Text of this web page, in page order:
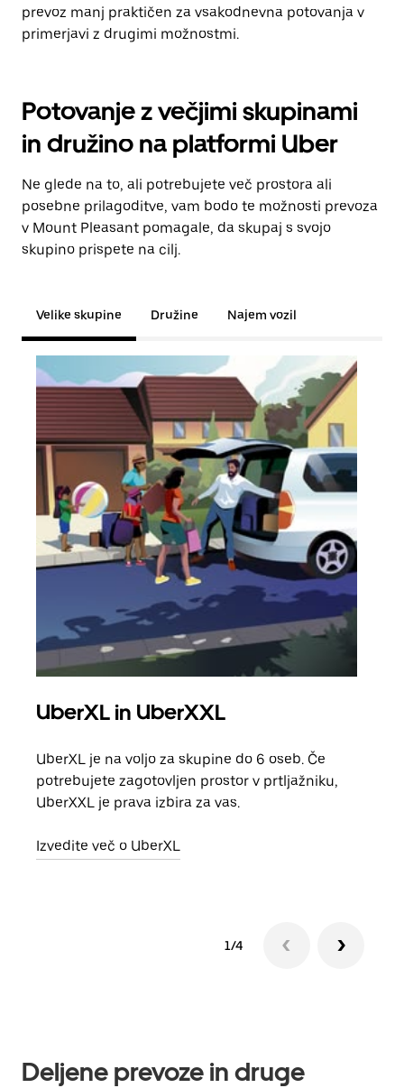
prevoz manj praktičen za vsakodnevna potovanja v
primerjavi z drugimi možnostmi.
Potovanje z večjimi skupinami
in družino na platformi Uber
Ne glede na to, ali potrebujete več prostora ali
posebne prilagoditve, vam bodo te možnosti prevoza
v Mount Pleasant pomagale, da skupaj s svojo
skupino prispete na cilj.
Velike skupine Družine Najem vozil
UberXL in UberXXL
UberXL je na voljo za skupine do 6 oseb. Če
potrebujete zagotovljen prostor v prtljažniku,
UberXXL je prava izbira za vas.
Izvedite več o UberXL
1/4
Deljene prevoze in druge